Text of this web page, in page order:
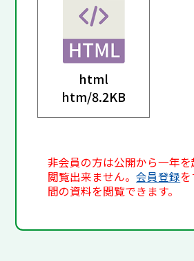
html
htm/8.2KB
非会員の方は公開から一年
閲覧出来ません。会員登録
間の資料を閲覧できます。